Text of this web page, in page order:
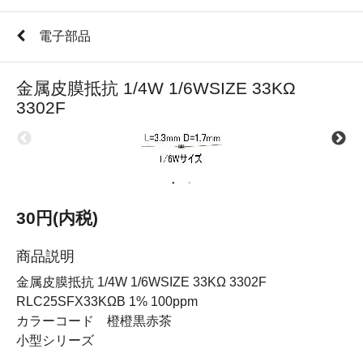
電子部品
金属皮膜抵抗 1/4W 1/6WSIZE 33KΩ
3302F
30円(内税)
商品説明
金属皮膜抵抗 1/4W 1/6WSIZE 33KΩ 3302F
RLC25SFX33KΩB 1% 100ppm
カラーコード 橙橙黒赤茶
小型シリーズ